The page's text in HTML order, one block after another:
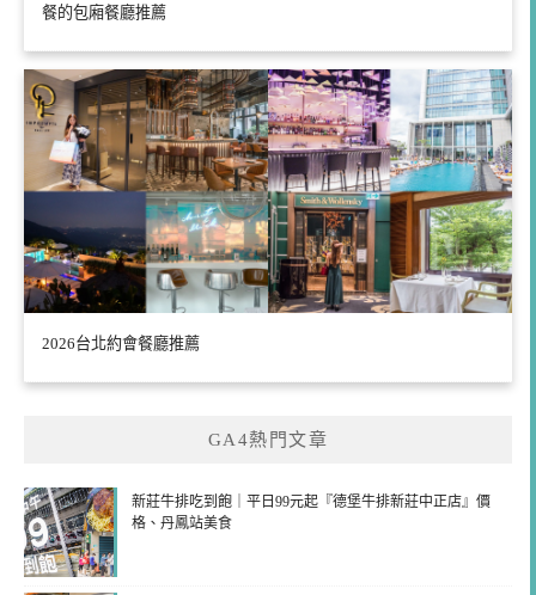
餐的包廂餐廳推薦
2026台北約會餐廳推薦
GA4熱門文章
新莊牛排吃到飽｜平日99元起『德堡牛排新莊中正店』價
格、丹鳳站美食